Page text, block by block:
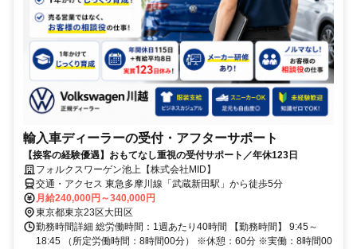
輸入車ディーラーの受付・アフターサポート
【接客の経験優遇】おもてなし重視の受付サポート／年休123日
フォルクスワーゲン池上【株式会社MID】
交通・アクセス 東急多摩川線「武蔵新田駅」から徒歩5分
月給240,000円～340,000円
東京都東京23区大田区
勤務時間詳細 総労働時間：1週あたり40時間 【勤務時間】 9:45～
18:45 （所定労働時間：8時間00分） ※休憩：60分 ※実働：8時間00